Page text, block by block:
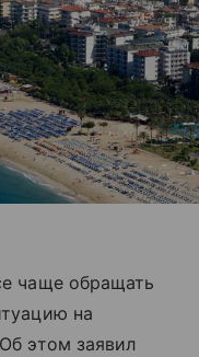
чаще обращать
на
этом заявил